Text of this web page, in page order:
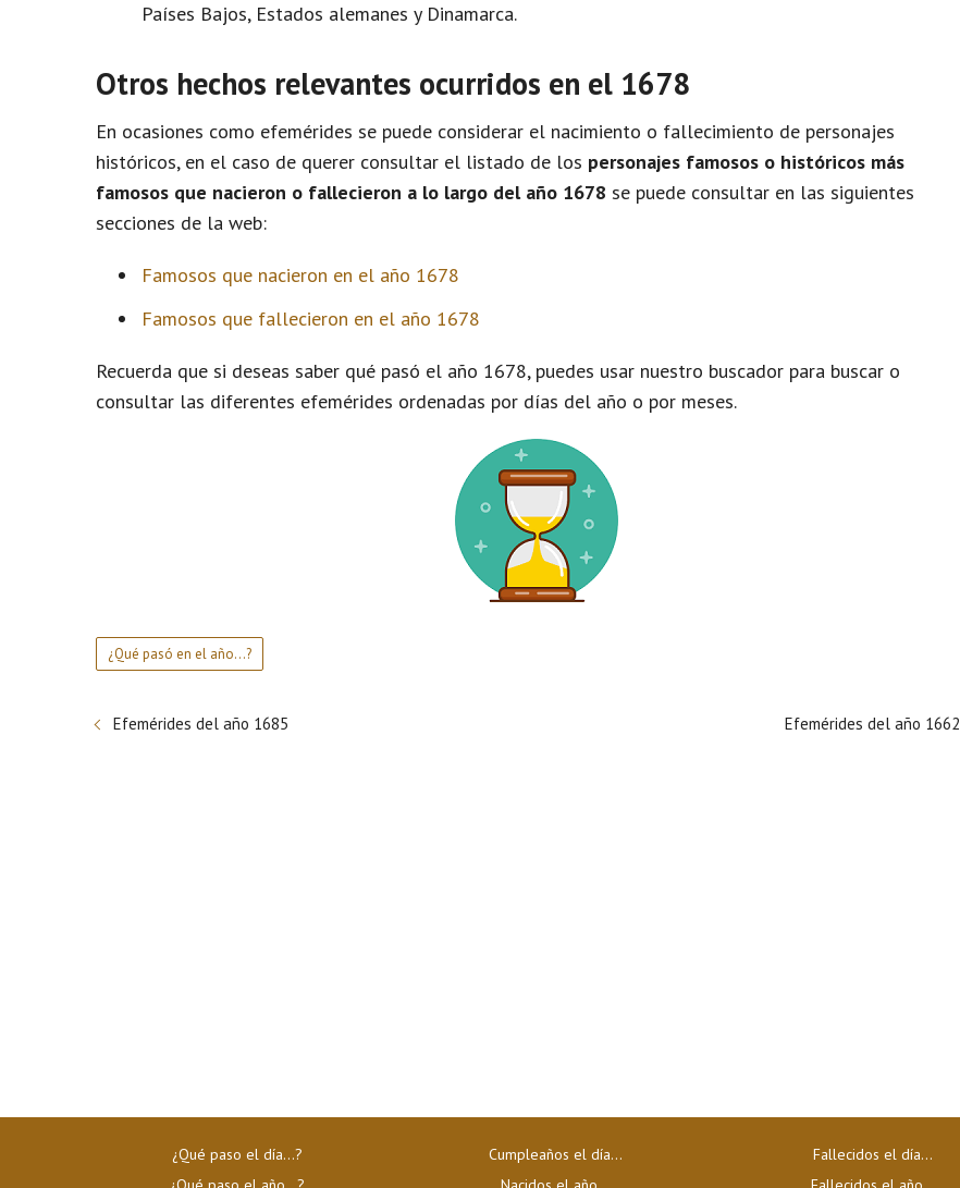
Países Bajos, Estados alemanes y Dinamarca.
Otros hechos relevantes ocurridos en el 1678
En ocasiones como efemérides se puede considerar el nacimiento o fallecimiento de personajes
históricos, en el caso de querer consultar el listado de los personajes famosos o históricos más
famosos que nacieron o fallecieron a lo largo del año 1678 se puede consultar en las siguientes
secciones de la web:
Famosos que nacieron en el año 1678
Famosos que fallecieron en el año 1678
Recuerda que si deseas saber qué pasó el año 1678, puedes usar nuestro buscador para buscar o
consultar las diferentes efemérides ordenadas por días del año o por meses.
¿Qué pasó en el año...?
Efemérides del año 1685 Efemérides del año 1662
¿Qué paso el día…?
Cumpleaños el día…
Fallecidos el día…